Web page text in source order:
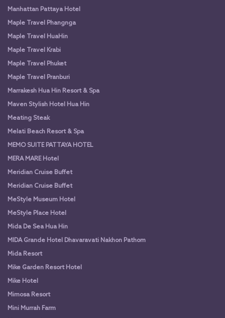
Manhattan Pattaya Hotel
Maple Travel Phangnga
Maple Travel HuaHin
Maple Travel Krabi
Maple Travel Phuket
Maple Travel Pranburi
Marrakesh Hua Hin Resort & Spa
Maven Stylish Hotel Hua Hin
Meating Steak
Melati Beach Resort & Spa
MEMO SUITE PATTAYA HOTEL
MERA MARE Hotel
Meridian Cruise Buffet
Meridian Cruise Buffet
MeStyle Museum Hotel
MeStyle Place Hotel
Mida De Sea Hua Hin
MIDA Grande Hotel Dhavaravati Nakhon Pathom
Mida Resort
Mike Garden Resort Hotel
Mike Hotel
Mimosa Resort
Mini Murrah Farm